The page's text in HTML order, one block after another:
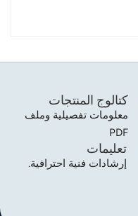
كتالوج المنتجات
معلومات تفصيلية وملف
PDF
تعليمات
إرشادات فنية احترافية.